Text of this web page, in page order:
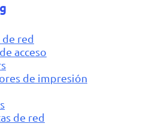
de red
acceso
de impresión
de red